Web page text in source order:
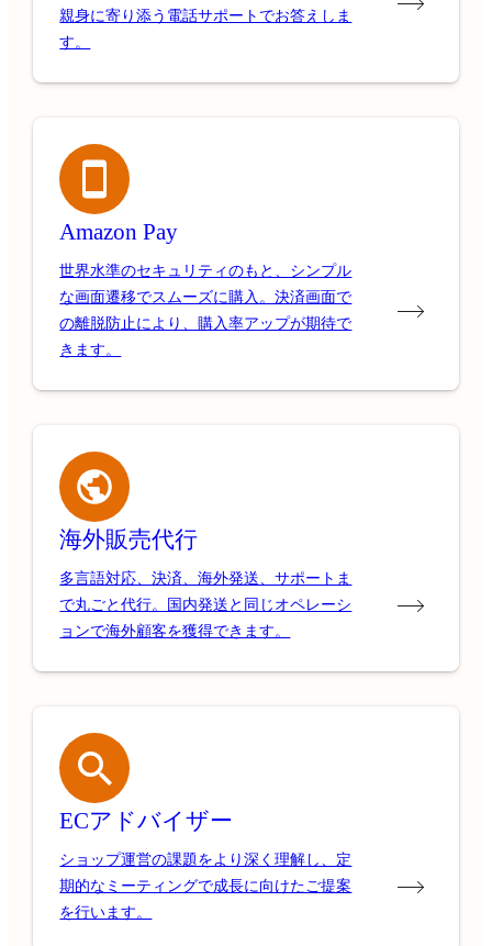
親身に寄り添う電話サポートでお答えしま
す。
Amazon Pay
世界水準のセキュリティのもと、シンプル
な画面遷移でスムーズに購入。決済画面で
の離脱防止により、購入率アップが期待で
きます。
海外販売代行
多言語対応、決済、海外発送、サポートま
で丸ごと代行。国内発送と同じオペレーシ
ョンで海外顧客を獲得できます。
ECアドバイザー
ショップ運営の課題をより深く理解し、定
期的なミーティングで成長に向けたご提案
を行います。